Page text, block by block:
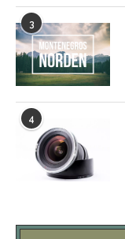
3
4